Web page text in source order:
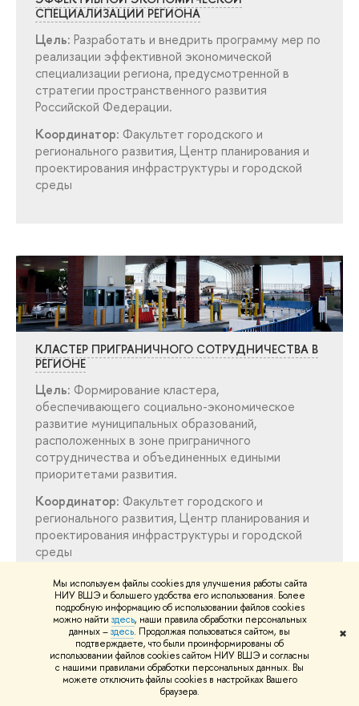
Мы используем файлы cookies для улучшения работы сайта
НИУ ВШЭ и большего удобства его использования. Более
подробную информацию об использовании файлов cookies
можно найти здесь, наши правила обработки персональных
данных –здесь. Продолжая пользоваться сайтом, вы
подтверждаете, что были проинформированы о
использовании файлов cookies сайтом НИУ ВШЭ и согласны
с нашими правилами обработки персональных данных. Вы
можете отключить файлы cookies в настройках Вашего
раузера.
✖
СПЕЦИАЛИЗАЦИИ РЕГИОНА
Цель: Разработать и внедрить программу мер по
реализации эффективной экономической
специализации региона, предусмотренной
стратегии пространственного развития
Российской Федерации.
Координатор: Факультет городского и
регионального развития, Центр планирования и
проектирования инфраструктуры и городской
среды
КЛАСТЕР ПРИГРАНИЧНОГО СОТРУДНИЧЕСТВА
РЕГИОНЕ
Цель: Формирование кластера,
обеспечивающего социально-экономическое
развитие муниципальных образований,
расположенных в зоне приграничного
сотрудничества и объединенных едиными
приоритетами развития.
Координатор: Факультет городского и
регионального развития, Центр планирования и
проектирования инфраструктуры и городской
среды